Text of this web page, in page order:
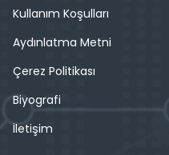
Kullanım Koşulları
Aydınlatma Metni
Çerez Politikası
Biyografi
İletişim